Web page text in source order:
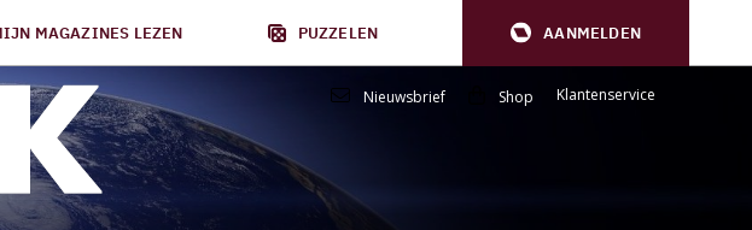
MAGAZINES LEZEN PUZZELEN AANMELDEN
Nieuwsbrief Shop Klantenservice